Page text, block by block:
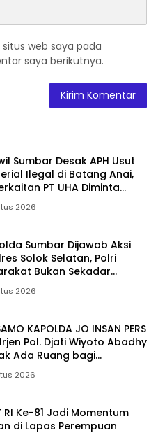
web saya pada
saya berikutnya.
Sumbar Desak APH Usut
Ilegal di Batang Anai,
PT UHA Diminta
2026
Sumbar Dijawab Aksi
Solok Selatan, Polri
Bukan Sekadar
2026
KAPOLDA JO INSAN PERS
Irjen Pol. Djati Wiyoto Abadhy
Ada Ruang bagi
di Internal Polri
2026
RI Ke-81 Jadi Momentum
di Lapas Perempuan